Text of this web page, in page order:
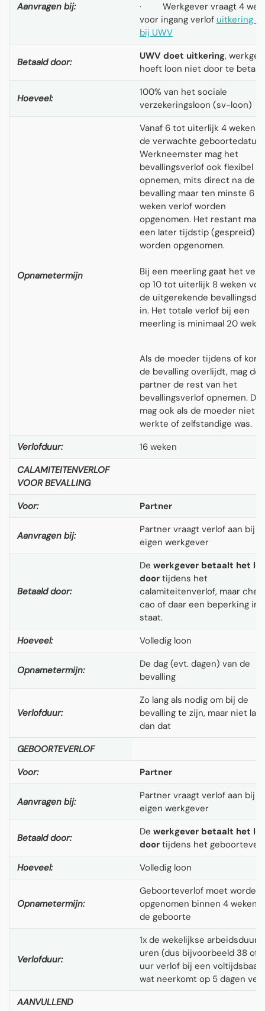
Aanvragen bij:
· Werkgever vraagt 4
voor ingang verlof uitkering
bij UWV
Betaald door:
UWV doet uitkering,
hoeft loon niet door te
Hoeveel:
100% van het sociale
verzekeringsloon (sv-loon)
Opnametermijn
Vanaf 6 tot uiterlijk 4 weken
de verwachte
Werkneemster mag het
bevallingsverlof ook flexibel
opnemen, mits direct na de
bevalling maar ten minste 6
weken verlof worden
opgenomen. Het restant mag
een later tijdstip (gespreid)
worden opgenomen.
Bij een meerling gaat het
op 10 tot uiterlijk 8 weken
de uitgerekende
in. Het totale verlof bij een
meerling is minimaal 20
Als de moeder tijdens of kort
de bevalling overlijdt, mag de
partner de rest van het
bevallingsverlof opnemen. Dat
mag ook als de moeder niet
werkte of zelfstandige was.
Verlofduur:
16 weken
CALAMITEITENVERLOF
VOOR BEVALLING
Voor:
Partner
Aanvragen bij:
Partner vraagt verlof aan bij
eigen werkgever
Betaald door:
De werkgever betaalt het
doortijdens het
calamiteitenverlof, maar
cao of daar een beperking in
staat.
Hoeveel:
Volledig loon
Opnametermijn:
De dag (evt. dagen) van de
bevalling
Verlofduur:
Zo lang als nodig om bij de
bevalling te zijn, maar niet
dan dat
GEBOORTEVERLOF
Voor:
Partner
Aanvragen bij:
Partner vraagt verlof aan bij
eigen werkgever
Betaald door:
De werkgever betaalt het
doortijdens het
Hoeveel:
Volledig loon
Opnametermijn:
Geboorteverlof moet worden
opgenomen binnen 4 weken
de geboorte
Verlofduur:
1x de wekelijkse arbeidsduur
uren (dus bijvoorbeeld 38 of
uur verlof bij een voltijdsbaan,
wat neerkomt op 5 dagen
AANVULLEND